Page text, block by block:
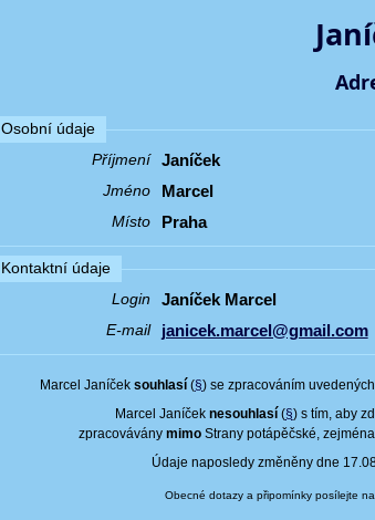
Osobní údaje
Příjmení
Janíček
Jméno Marcel
Místo Praha
Kontaktní údaje
Login
Janíček Marcel
E-mail janicek.marcel@gmail.com
Marcel Janíčeksouhlasí (§) se zpracováním
Marcel Janíček nesouhlasí(§) s tím, aby
zpracovávány mimoStrany potápěčské,
Údaje naposledy změněny dne
Obecné dotazy a připomínky posílejte na